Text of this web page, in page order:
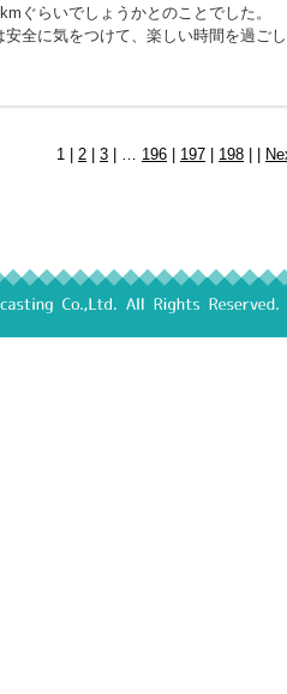
ぐらいでしょうかとのことでした。
全に気をつけて、楽しい時間を過ご
1 | 2 3 | … 196 197 198